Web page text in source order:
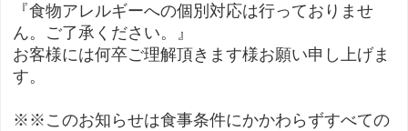
『食物アレルギーへの個別対応は行っておりませ
ん。ご了承ください。』
お客様には何卒ご理解頂きます様お願い申し上げま
す。
※※このお知らせは食事条件にかかわらずすべての